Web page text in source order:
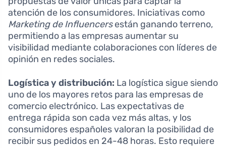
atención de los consumidores. Iniciativas como
Marketing de Influencersestán ganando terreno,
permitiendo a las empresas aumentar su
visibilidad mediante colaboraciones con líderes de
opinión en redes sociales.
Logística y distribución: La logística sigue siendo
uno de los mayores retos para las empresas de
comercio electrónico. Las expectativas de
entrega rápida son cada vez más altas, y los
consumidores españoles valoran la posibilidad de
recibir sus pedidos en 24-48 horas. Esto requiere